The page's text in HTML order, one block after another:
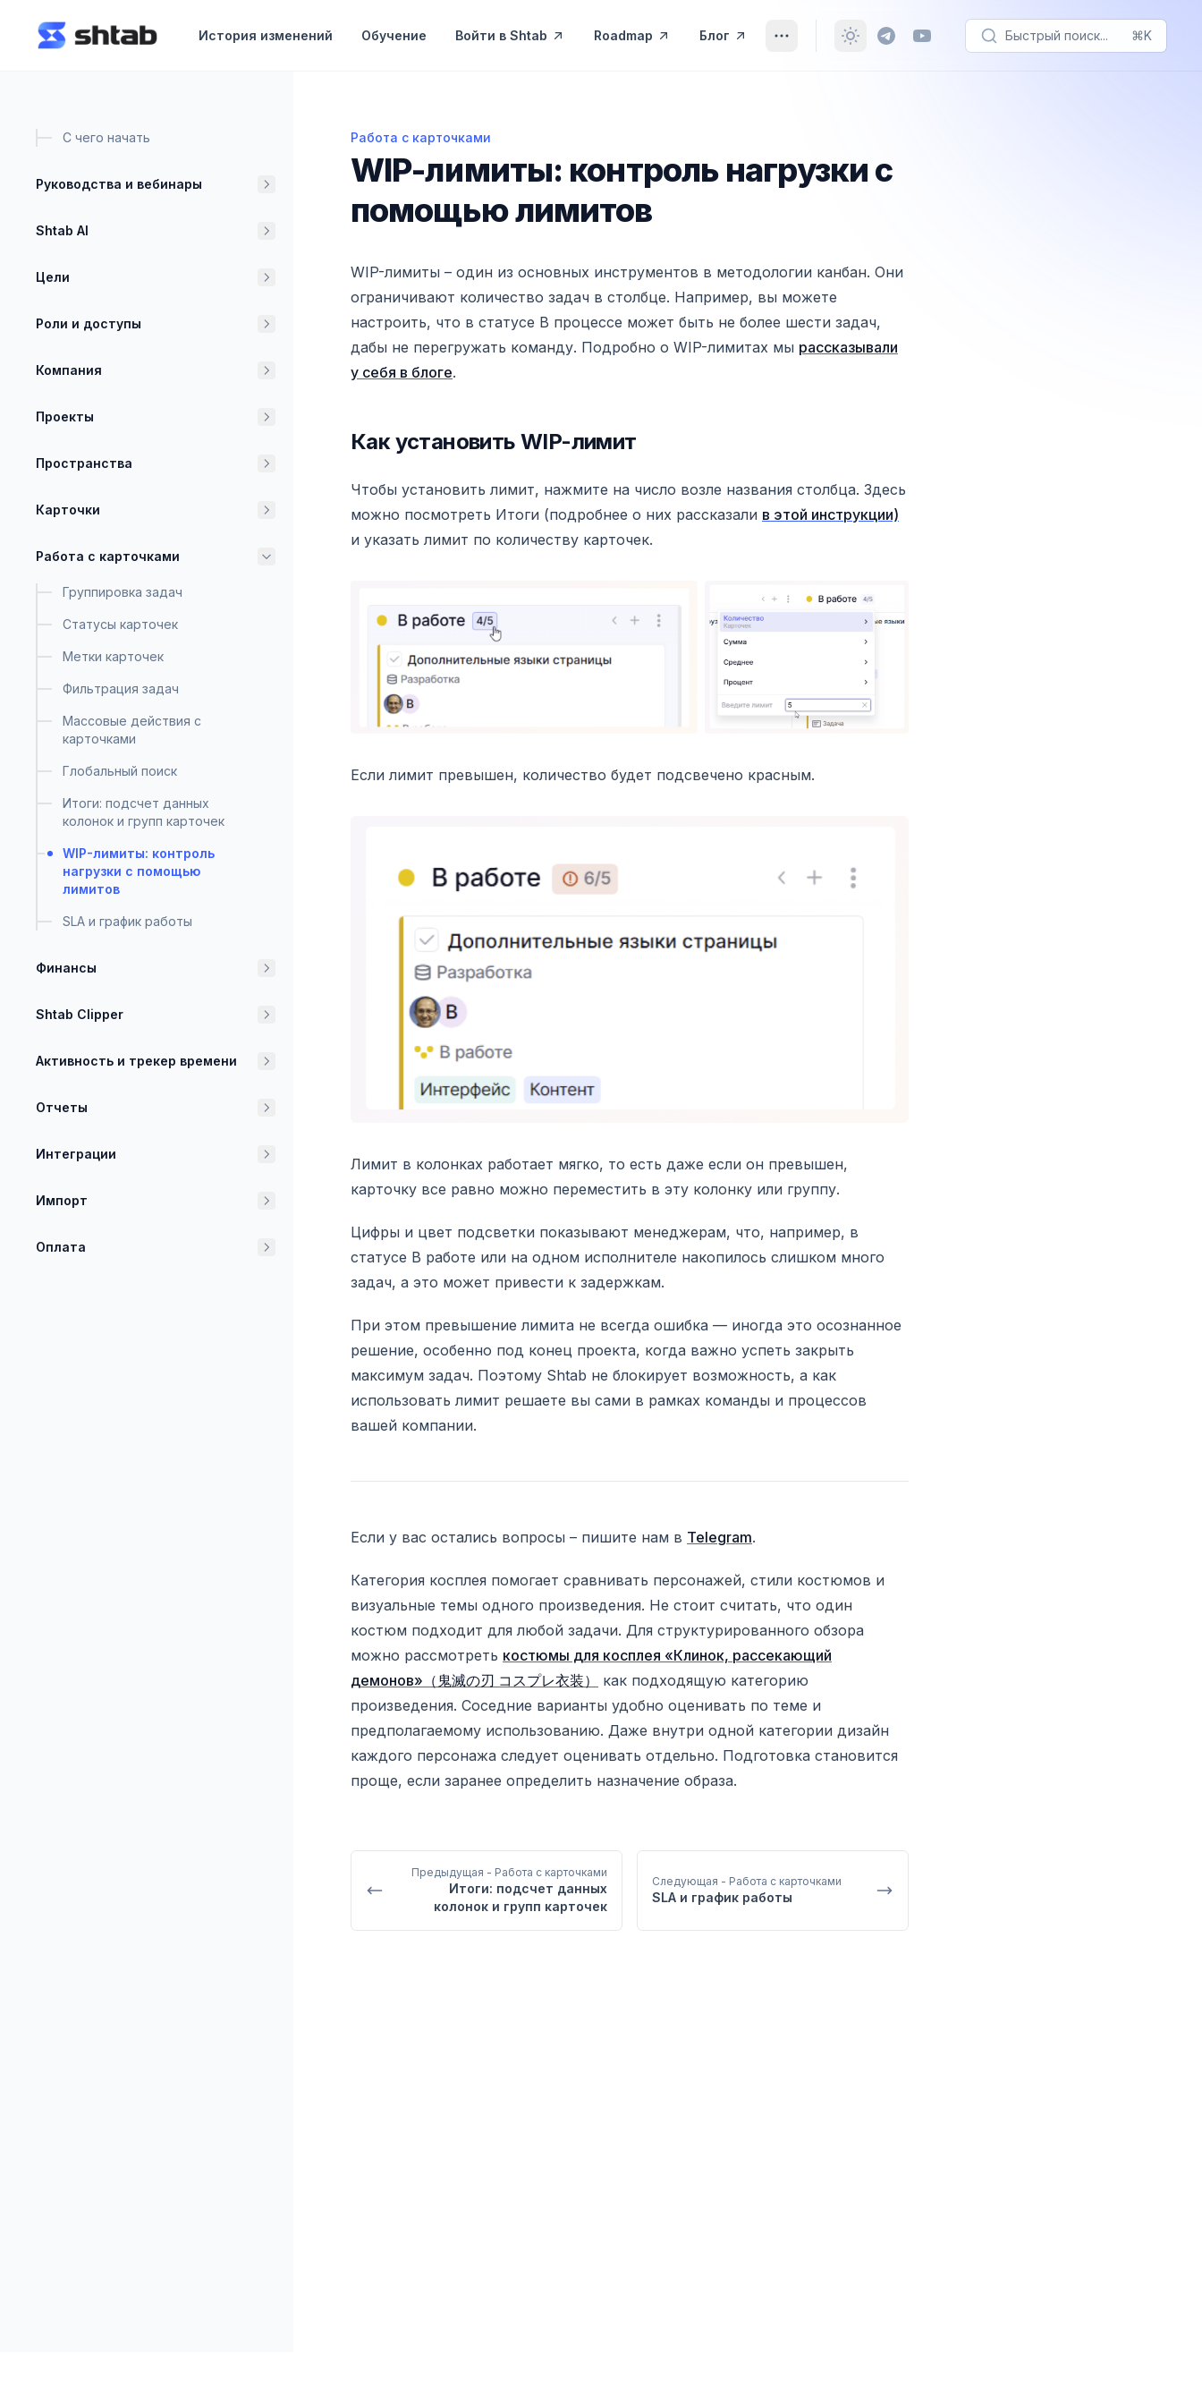
содержимому
История изменений
Обучение Войти в Shtab Roadmap Блог Быстрый поиск... ⌘K
С чего начать
Руководства и вебинары
Shtab AI
Цели
Роли и доступы
Компания
Проекты
Пространства
Карточки
Работа с карточками
Группировка задач
Статусы карточек
Метки карточек
Фильтрация задач
Массовые действия с
карточками
Глобальный поиск
Итоги: подсчет данных
колонок и групп карточек
WIP-лимиты: контроль
нагрузки с помощью
лимитов
SLA и график работы
Финансы
Shtab Clipper
Активность и трекер времени
Отчеты
Интеграции
Импорт
Оплата
WIP-лимиты: контроль нагрузки с помощью лимитов
Работа с карточками
WIP-лимиты: контроль нагрузки с
помощью лимитов
WIP-лимиты – один из основных инструментов в методологии канбан. Они
ограничивают количество задач в столбце. Например, вы можете
настроить, что в статусе В процессе может быть не более шести задач,
дабы не перегружать команду. Подробно о WIP-лимитах мы рассказывали
у себя в блоге.
Как установить WIP-лимит
Чтобы установить лимит, нажмите на число возле названия столбца. Здесь
можно посмотреть Итоги (подробнее о них рассказали в этой инструкции)
и указать лимит по количеству карточек.
Если лимит превышен, количество будет подсвечено красным.
Лимит в колонках работает мягко, то есть даже если он превышен,
карточку все равно можно переместить в эту колонку или группу.
Цифры и цвет подсветки показывают менеджерам, что, например, в
статусе В работе или на одном исполнителе накопилось слишком много
задач, а это может привести к задержкам.
При этом превышение лимита не всегда ошибка — иногда это осознанное
решение, особенно под конец проекта, когда важно успеть закрыть
максимум задач. Поэтому Shtab не блокирует возможность, а как
использовать лимит решаете вы сами в рамках команды и процессов
вашей компании.
Если у вас остались вопросы – пишите нам в Telegram.
Категория косплея помогает сравнивать персонажей, стили костюмов и
визуальные темы одного произведения. Не стоит считать, что один
костюм подходит для любой задачи. Для структурированного обзора
можно рассмотреть костюмы для косплея «Клинок, рассекающий
демонов»（鬼滅の刃 コスプレ衣装）
как подходящую категорию
произведения. Соседние варианты удобно оценивать по теме и
предполагаемому использованию. Даже внутри одной категории дизайн
каждого персонажа следует оценивать отдельно. Подготовка становится
проще, если заранее определить назначение образа.
Предыдущая - Работа с карточками
Итоги: подсчет данных
колонок и групп карточек
Следующая - Работа с карточками
SLA и график работы